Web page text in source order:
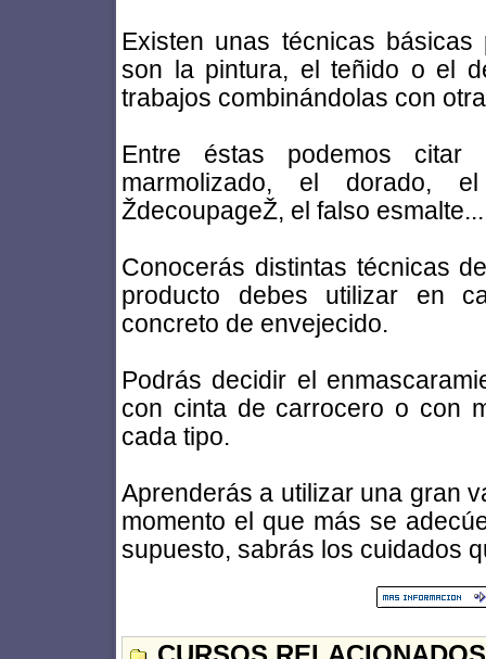
Existen unas técnicas
son la pintura, el teñido o el
trabajos combinándolas con
Entre éstas podemos
marmolizado, el dorado,
ŽdecoupageŽ, el falso esmalte...
Conocerás distintas técnicas
producto debes utilizar en
concreto de envejecido.
Podrás decidir el
con cinta de carrocero o con
cada tipo.
Aprenderás a utilizar una gran
momento el que más se
supuesto, sabrás los cuidados